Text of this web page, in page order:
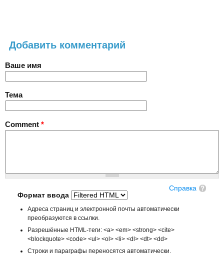
Добавить комментарий
Ваше имя
Тема
Comment *
Справка
Формат ввода
Адреса страниц и электронной почты автоматически
преобразуются в ссылки.
Разрешённые HTML-теги: <a> <em> <strong> <cite>
<blockquote> <code> <ul> <ol> <li> <dl> <dt> <dd>
Строки и параграфы переносятся автоматически.